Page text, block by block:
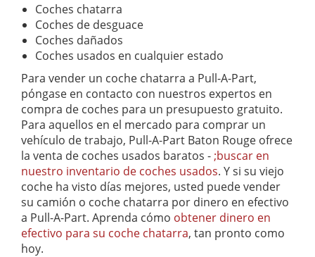
Coches chatarra
Coches de desguace
Coches dañados
Coches usados en cualquier estado
Para vender un coche chatarra a Pull-A-Part,
póngase en contacto con nuestros expertos en
compra de coches para un presupuesto gratuito.
Para aquellos en el mercado para comprar un
vehículo de trabajo, Pull-A-Part Baton Rouge ofrece
la venta de coches usados baratos - ;buscar en
nuestro inventario de coches usados. Y si su viejo
coche ha visto días mejores, usted puede vender
su camión o coche chatarra por dinero en efectivo
a Pull-A-Part. Aprenda cómo obtener dinero en
efectivo para su coche chatarra, tan pronto como
hoy.